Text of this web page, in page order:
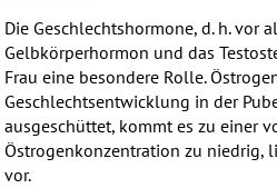
Die Geschlechtshormone, d. h. vor
Gelbkörperhormon und das
Frau eine besondere Rolle.
Geschlechtsentwicklung in der
ausgeschüttet, kommt es zu einer
Östrogenkonzentration zu niedrig,
vor.